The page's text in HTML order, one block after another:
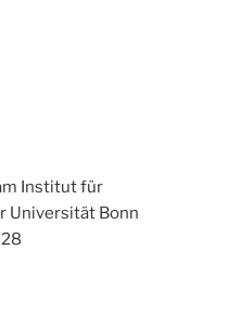
Institut für
Universität Bonn